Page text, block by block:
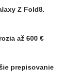
Z Fold8.
až 600 €
prepisovanie